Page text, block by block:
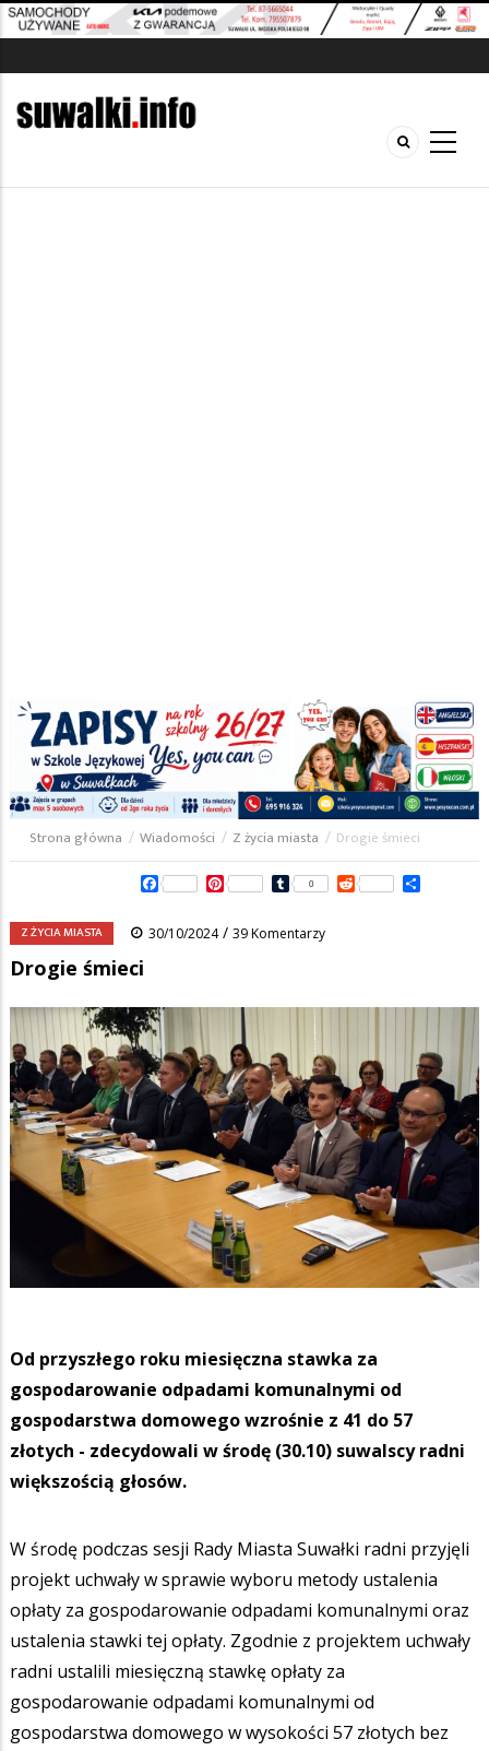
Ścieżka
nawigacyjna
Strona główna / Wiadomości / Z życia miasta / Drogie śmieci
FacebookPinterestTumblr
0 Reddit
Z ŻYCIA MIASTA 30/10/2024/ 39 Komentarzy
Drogie śmieci
Od przyszłego roku miesięczna stawka za
gospodarowanie odpadami komunalnymi od
gospodarstwa domowego wzrośnie z 41 do 57
złotych - zdecydowali w środę (30.10) suwalscy radni
większością głosów.
W środę podczas sesji Rady Miasta Suwałki radni przyjęli
projekt uchwały w sprawie wyboru metody ustalenia
opłaty za gospodarowanie odpadami komunalnymi oraz
ustalenia stawki tej opłaty. Zgodnie z projektem uchwały
radni ustalili miesięczną stawkę opłaty za
gospodarowanie odpadami komunalnymi od
gospodarstwa domowego w wysokości 57 złotych bez